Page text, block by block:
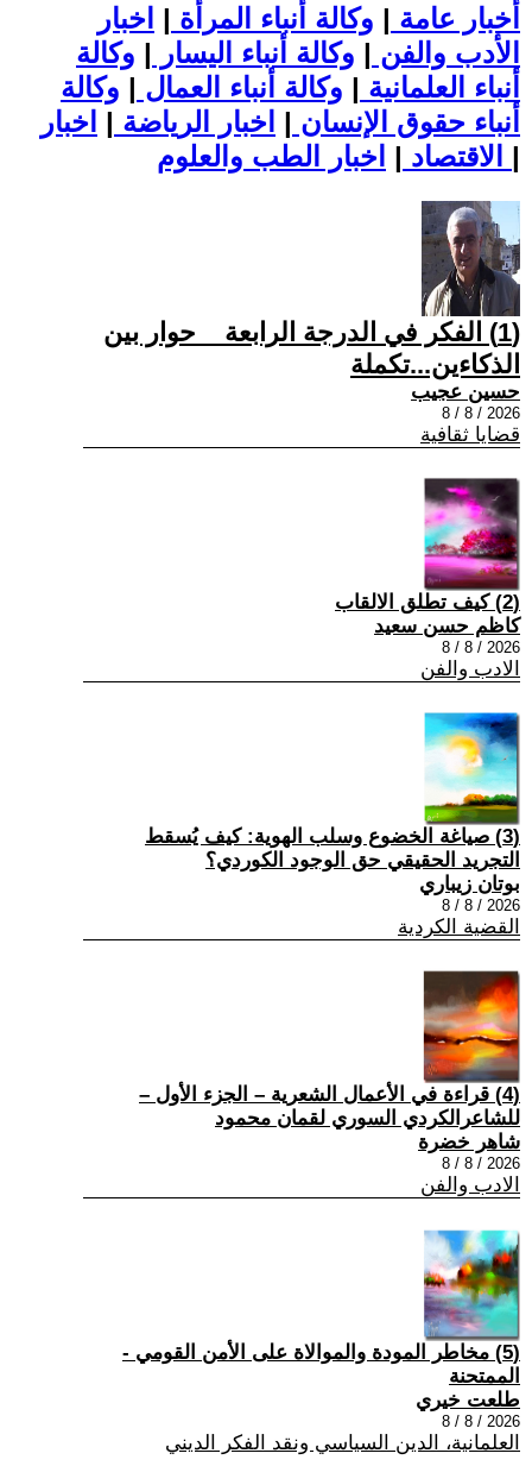
أخبار عامة | وكالة أنباء المرأة | اخبار
الأدب والفن | وكالة أنباء اليسار | وكالة
أنباء العلمانية | وكالة أنباء العمال | وكالة
أنباء حقوق الإنسان | اخبار الرياضة | اخبار
الاقتصاد | |
(1) الفكر في الدرجة الرابعة _ حوار بين
الذكاءين...تكملة
حسين عجيب
2026 / 8 / 8
قضايا ثقافية
(2) كيف تطلق الالقاب
كاظم حسن سعيد
2026 / 8 / 8
الادب والفن
(3) صياغة الخضوع وسلب الهوية: كيف يُسقط
التجريد الحقيقي حق الوجود الكوردي؟
بوتان زيباري
2026 / 8 / 8
القضية الكردية
(4) قراءة في الأعمال الشعرية – الجزء الأول –
للشاعرالكردي السوري لقمان محمود
شاهر خضرة
2026 / 8 / 8
الادب والفن
(5) مخاطر المودة والموالاة على الأمن القومي -
الممتحنة
طلعت خيري
2026 / 8 / 8
العلمانية، الدين السياسي ونقد الفكر الديني